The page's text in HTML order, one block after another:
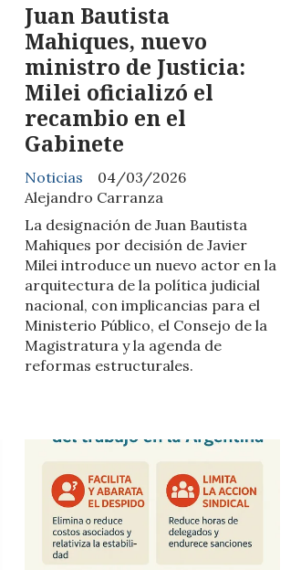
Juan Bautista
Mahiques, nuevo
ministro de Justicia:
Milei oficializó el
recambio en el
Gabinete
Alejandro Carranza
Noticias 04/03/2026
La designación de Juan Bautista
Mahiques por decisión de Javier
Milei introduce un nuevo actor en la
arquitectura de la política judicial
nacional, con implicancias para el
Ministerio Público, el Consejo de la
Magistratura y la agenda de
reformas estructurales.